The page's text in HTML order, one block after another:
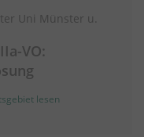
Uni Münster u.
VO:
lesen